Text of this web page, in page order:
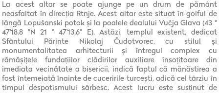
La acest altar se poate ajunge pe un drum de pământ
neasfaltat în direcția Rtnje. Acest altar este situat în golful de
lângă Lopušanski potok și la poalele dealului Vučja Glava (43 °
47'18.8 "N 21 ° 47'13.6" E). Astăzi, templul existent, dedicat
Sfântului Părinte Nikolaj Čudotvorec, cu stilul și
monumentalitatea arhitecturii și întregul complex cu
rămășițele fundațiilor clădirilor auxiliare însoțitoare din
imediata vecinătate a bisericii, indică faptul că mănăstirea a
fost întemeiată înainte de cuceririle turcești, adică cel târziu în
timpul despotismului sârbesc. Acest lucru este susținut de